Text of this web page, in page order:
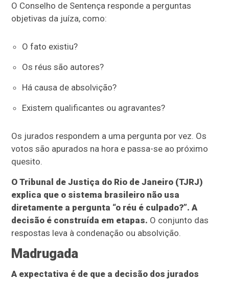
O Conselho de Sentença responde a perguntas
objetivas da juíza, como:
O fato existiu?
Os réus são autores?
Há causa de absolvição?
Existem qualificantes ou agravantes?
Os jurados respondem a uma pergunta por vez. Os
votos são apurados na hora e passa-se ao próximo
quesito.
O Tribunal de Justiça do Rio de Janeiro (TJRJ)
explica que o sistema brasileiro não usa
diretamente a pergunta “o réu é culpado?”. A
decisão é construída em etapas. O conjunto das
respostas leva à condenação ou absolvição.
Madrugada
A expectativa é de que a decisão dos jurados